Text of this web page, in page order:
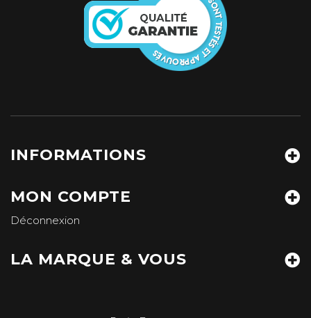
INFORMATIONS
MON COMPTE
Déconnexion
LA MARQUE & VOUS